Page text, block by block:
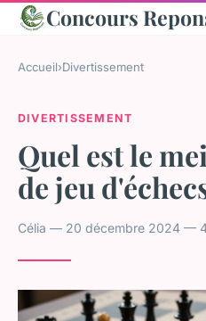
Concours
Accueil›Divertissement
DIVERTISSEMENT
Quel est le
de jeu
Célia — 20 décembre 2024 —